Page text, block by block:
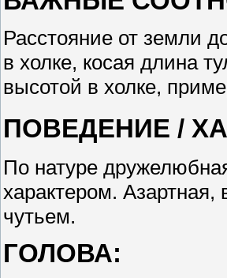
Расстояние от земли
в холке, косая длина
высотой в холке,
ПОВЕДЕНИЕ /
По натуре
характером.
чутьем.
ГОЛОВА: